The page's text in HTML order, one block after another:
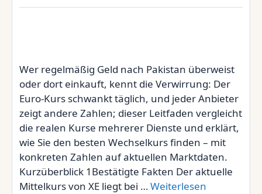
Wer regelmäßig Geld nach Pakistan überweist
oder dort einkauft, kennt die Verwirrung: Der
Euro-Kurs schwankt täglich, und jeder Anbieter
zeigt andere Zahlen; dieser Leitfaden vergleicht
die realen Kurse mehrerer Dienste und erklärt,
wie Sie den besten Wechselkurs finden – mit
konkreten Zahlen auf aktuellen Marktdaten.
Kurzüberblick 1Bestätigte Fakten Der aktuelle
Mittelkurs von XE liegt bei …Weiterlesen